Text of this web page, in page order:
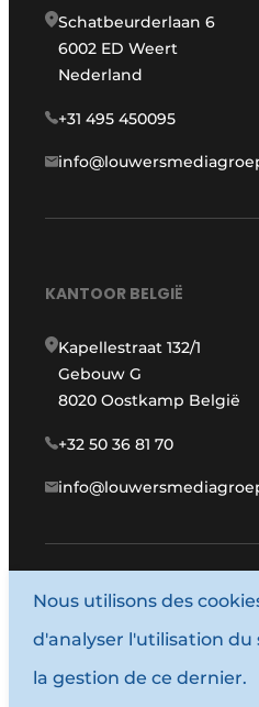
Schatbeurderlaan 6
6002 ED Weert
Nederland
+31 495 450095
KANTOOR BELGIË
Kapellestraat 132/1
Gebouw G
8020 Oostkamp België
+32 50 36 81 70
© 1987 - 2026
Termes et
Nous utilisons des
d'analyser l'utilisation
la gestion de ce dernier.